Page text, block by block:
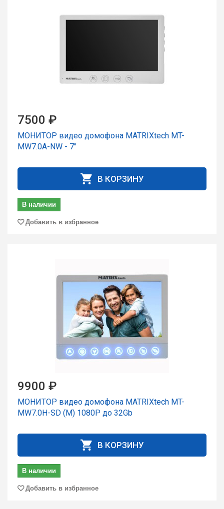
7500 ₽
МОНИТОР видео домофона MATRIXtech MT-
MW7.0A-NW - 7"
В КОРЗИНУ
В наличии
Добавить в избранное
9900 ₽
МОНИТОР видео домофона MATRIXtech MT-
MW7.0H-SD (M) 1080P до 32Gb
В КОРЗИНУ
В наличии
Добавить в избранное